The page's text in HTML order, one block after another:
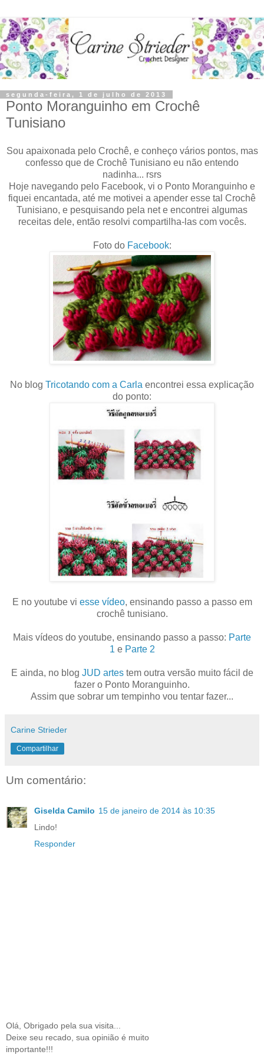
segunda-feira, 1 de julho de 2013
Ponto Moranguinho em Crochê
Tunisiano
Sou apaixonada pelo Crochê, e conheço vários pontos, mas
confesso que de Crochê Tunisiano eu não entendo
nadinha... rsrs
Hoje navegando pelo Facebook, vi o Ponto Moranguinho e
fiquei encantada, até me motivei a apender esse tal Crochê
Tunisiano, e pesquisando pela net e encontrei algumas
receitas dele, então resolvi compartilha-las com vocês.
Foto do Facebook:
No blog Tricotando com a Carla encontrei essa explicação
do ponto:
E no youtube vi esse vídeo, ensinando passo a passo em
crochê tunisiano.
Mais vídeos do youtube, ensinando passo a passo: Parte
1 e Parte 2
E ainda, no blog JUD artestem outra versão muito fácil de
fazer o Ponto Moranguinho.
Assim que sobrar um tempinho vou tentar fazer...
Carine Strieder
Compartilhar
Um comentário:
Giselda Camilo 15 de janeiro de 2014 às 10:35
Lindo!
Responder
Olá, Obrigado pela sua visita...
Deixe seu recado, sua opinião é muito
importante!!!